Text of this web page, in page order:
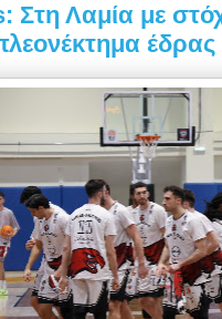
Λαμία με